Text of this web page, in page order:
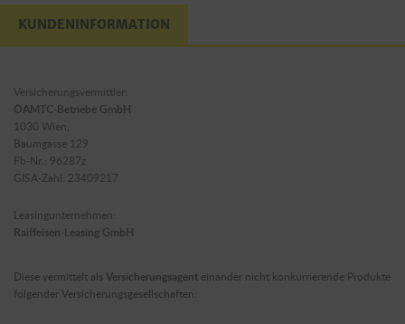
KUNDENINFORMATION
Versicherungsvermittler:
ÖAMTC-Betriebe GmbH
1030 Wien,
Baumgasse 129
Fb-Nr.: 96287z
GISA-Zahl: 23409217
Leasingunternehmen:
Raiffeisen-Leasing GmbH
Diese vermittelt als Versicherungsagent einander nicht konkurrierende Produkte
folgender Versicherungsgesellschaften: